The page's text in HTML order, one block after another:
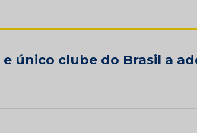
e único clube do Brasil a